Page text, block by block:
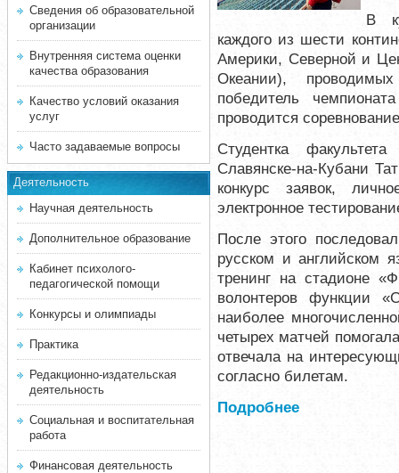
Сведения об образовательной
организации
Внутренняя система оценки
качества образования
Качество условий оказания
услуг
Часто задаваемые вопросы
Деятельность
Научная деятельность
Дополнительное образование
Кабинет психолого-
педагогической помощи
Конкурсы и олимпиады
Практика
Редакционно-издательская
деятельность
Социальная и воспитательная
работа
Финансовая деятельность
В
каждого из шести
Америки, Северной и
Океании),
победитель
проводится
Студентка
Славянске-на-Кубани
конкурс заявок,
электронное
После этого
русском и английском
тренинг на стадионе
волонтеров функции
наиболее
четырех матчей
отвечала на
согласно билетам.
Подробнее